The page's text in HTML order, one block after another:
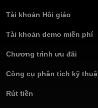
Tài khoản Hồi giáo
Tài khoản demo miễn phí
Chương trình ưu đãi
Công cụ phân tích kỹ
Rút tiền